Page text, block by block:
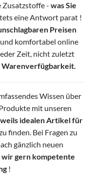
Zusatzstoffe - was Sie
eine Antwort parat !
Preisen
komfortabel online
Zeit, nicht zuletzt
Warenverfügbarkeit.
Wissen über
mit unseren
idealen Artikel für
finden. Bei Fragen zu
gänzlich neuen
wir gern kompetente
!